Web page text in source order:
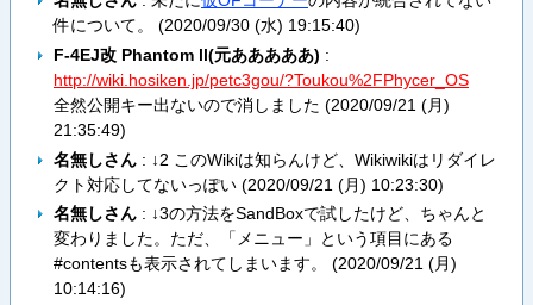
件について。 (2020/09/30 (水) 19:15:40)
F-4EJ改 Phantom ll(元あああああ) :
http://wiki.hosiken.jp/petc3gou/?Toukou%2FPhycer_OS
全然公開キー出ないので消しました (2020/09/21 (月)
21:35:49)
名無しさん: ↓2 このWikiは知らんけど、Wikiwikiはリダイレ
クト対応してないっぽい (2020/09/21 (月) 10:23:30)
名無しさん: ↓3の方法をSandBoxで試したけど、ちゃんと
変わりました。ただ、「メニュー」という項目にある
#contentsも表示されてしまいます。 (2020/09/21 (月)
10:14:16)